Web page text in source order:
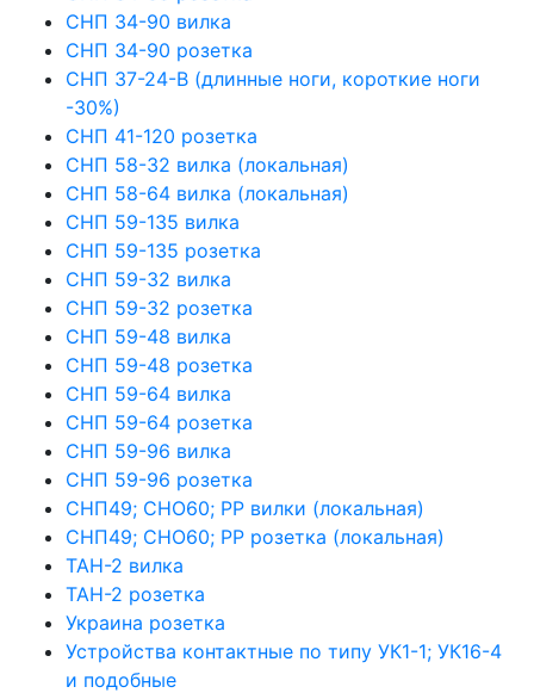
СНП 34-90 вилка
СНП 34-90 розетка
СНП 37-24-В (длинные ноги, короткие ноги
-30%)
СНП 41-120 розетка
СНП 58-32 вилка (локальная)
СНП 58-64 вилка (локальная)
СНП 59-135 вилка
СНП 59-135 розетка
СНП 59-32 вилка
СНП 59-32 розетка
СНП 59-48 вилка
СНП 59-48 розетка
СНП 59-64 вилка
СНП 59-64 розетка
СНП 59-96 вилка
СНП 59-96 розетка
СНП49; СНО60; РР вилки (локальная)
СНП49; СНО60; РР розетка (локальная)
ТАН-2 вилка
ТАН-2 розетка
Украина розетка
Устройства контактные по типу УК1-1; УК16-4
и подобные